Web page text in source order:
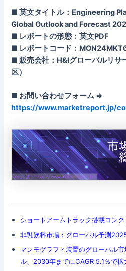
■ 英文タイトル：Engineering
Global Outlook and Forecast
■ レポートの形態：英文PDF
■ レポートコード：
■ 販売会社：H&Iグローバルリサ
区）
■ お問い合わせフォーム ⇒
https://www.marketreport.jp/
ショートアームトラック搭載コン
非乳飲料市場：グローバル予測
マンモグラフィ装置のグローバル
ル、2030年までにCAGR 5.1％で拡